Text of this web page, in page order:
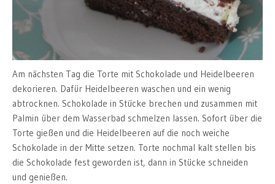
Am nächsten Tag die Torte mit Schokolade und Heidelbeeren
dekorieren. Dafür Heidelbeeren waschen und ein wenig
abtrocknen. Schokolade in Stücke brechen und zusammen mit
Palmin über dem Wasserbad schmelzen lassen. Sofort über die
Torte gießen und die Heidelbeeren auf die noch weiche
Schokolade in der Mitte setzen. Torte nochmal kalt stellen bis
die Schokolade fest geworden ist, dann in Stücke schneiden
und genießen.